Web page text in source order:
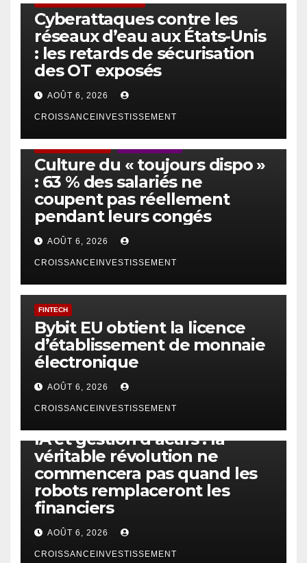
Cyberattaques contre les
réseaux d’eau aux États-Unis
: les retards de sécurisation
des OT exposés
AOÛT 6, 2026
CROISSANCEINVESTISSEMENT
Culture du « toujours dispo »
: 63 % des salariés ne
coupent pas réellement
pendant leurs congés
AOÛT 6, 2026
CROISSANCEINVESTISSEMENT
FINTECH
Bybit EU obtient la licence
d’établissement de monnaie
électronique
AOÛT 6, 2026
CROISSANCEINVESTISSEMENT
IA et gestion d’actifs : la
véritable révolution ne
commencera pas quand les
robots remplaceront les
financiers
AOÛT 6, 2026
CROISSANCEINVESTISSEMENT